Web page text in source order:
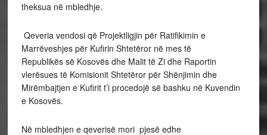
theksua në mbledhje.
Qeveria vendosi që Projektligjin për Ratifikimin e
Marrëveshjes për Kufirin Shtetëror në mes të
Republikës së Kosovës dhe Malit të Zi dhe Raportin
vlerësues të Komisionit Shtetëror për Shënjimin dhe
Mirëmbajtjen e Kufirit t’i procedojë së bashku në Kuvendin
e Kosovës.
Në mbledhjen e qeverisë mori pjesë edhe